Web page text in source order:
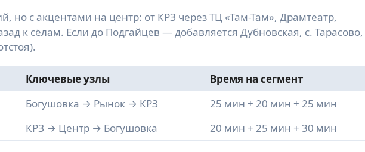
но с акцентами на центр: от КРЗ через ТЦ «Там-Там», Драмтеатр,
к сёлам. Если до Подгайцев — добавляется Дубновская, с. Тарасово,
Ключевые узлы
Время на сегмент
Богушовка → Рынок → КРЗ
25 мин + 20 мин + 25 мин
КРЗ → Центр → Богушовка 20 мин + 25 мин + 30 мин